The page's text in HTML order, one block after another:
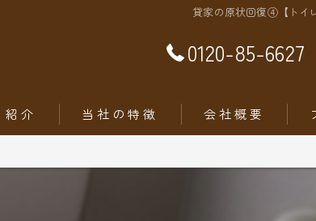
貸家の原状回復④【トイ
0120-85-6627
紹介 当社の特徴
内装工事
会社概要